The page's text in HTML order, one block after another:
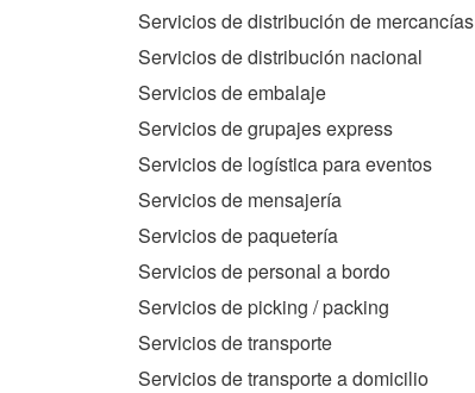
Servicios de distribución de mercancías
Servicios de distribución nacional
Servicios de embalaje
Servicios de grupajes express
Servicios de logística para eventos
Servicios de mensajería
Servicios de paquetería
Servicios de personal a bordo
Servicios de picking / packing
Servicios de transporte
Servicios de transporte a domicilio